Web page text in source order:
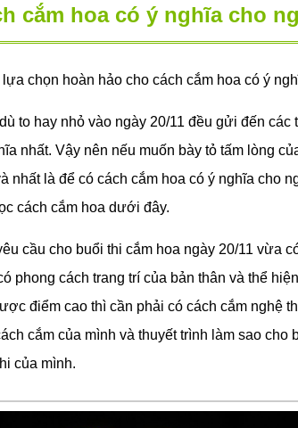
cắm hoa có ý nghĩa cho
chọn hoàn hảo cho cách cắm hoa có ý
to hay nhỏ vào ngày 20/11 đều gửi đến
nhất. Vậy nên nếu muốn bày tỏ tấm lòng
nhất là để có cách cắm hoa có ý nghĩa cho
cách cắm hoa dưới đây.
cầu cho buổi thi cắm hoa ngày 20/11 vừa
phong cách trang trí của bản thân và thể
điểm cao thì cần phải có cách cắm nghệ
cắm của mình và thuyết trình làm sao cho
của mình.